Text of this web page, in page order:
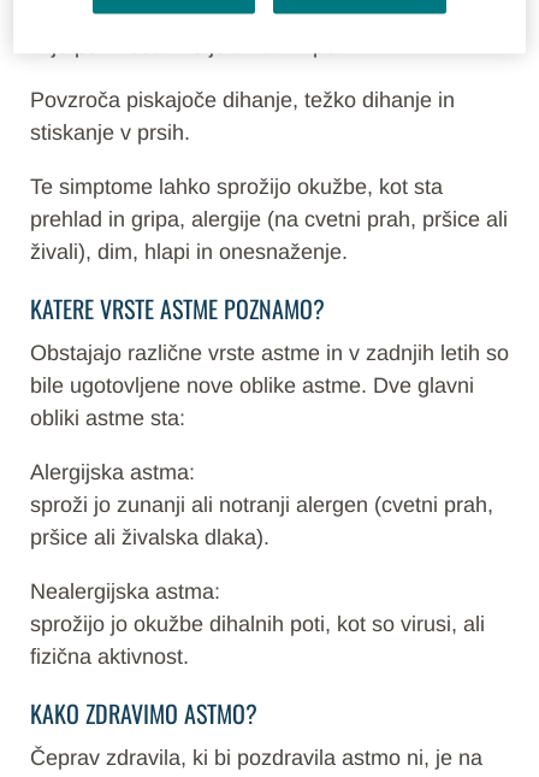
Astma je kronična (dolgotrajna) pljučna bolezen,
Povzroča piskajoče dihanje, težko dihanje in
stiskanje v prsih.
Te simptome lahko sprožijo okužbe, kot sta
prehlad in gripa, alergije (na cvetni prah, pršice ali
živali), dim, hlapi in onesnaženje.
KATERE VRSTE ASTME POZNAMO?
Obstajajo različne vrste astme in v zadnjih letih so
bile ugotovljene nove oblike astme. Dve glavni
obliki astme sta:
Alergijska astma:
sproži jo zunanji ali notranji alergen (cvetni prah,
pršice ali živalska dlaka).
Nealergijska astma:
sprožijo jo okužbe dihalnih poti, kot so virusi, ali
fizična aktivnost.
KAKO ZDRAVIMO ASTMO?
Čeprav zdravila, ki bi pozdravila astmo ni, je na